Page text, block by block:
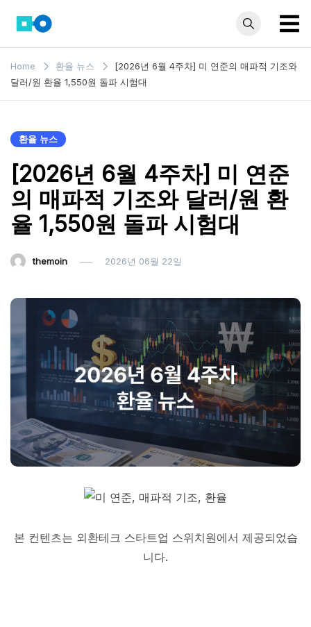
content
모인 해
외송금
까지 꼭 알아야 할
Home 환율 뉴스
[2026년 6월 4주차] 미 연준의 매파적 기조와
달러/원 환율 1,550원 돌파 시험대
환율 뉴스
[2026년 6월 4주차] 미 연준
의 매파적 기조와 달러/원 환
율 1,550원 돌파 시험대
themoin 2026년 06월 22일
본 컨텐츠는 외환테크 스타트업 스위치원에서 제공되었습
니다.